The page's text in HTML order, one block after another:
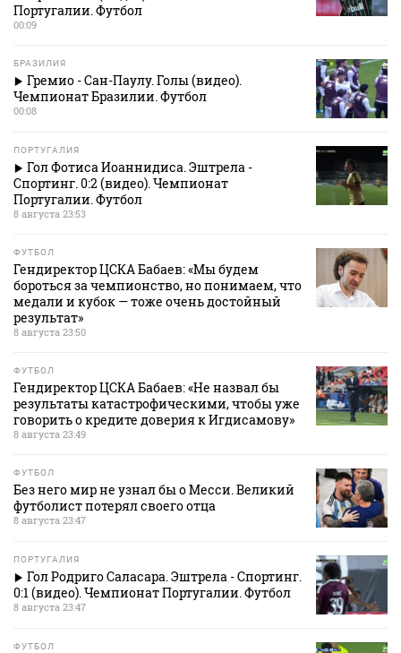
Португалии. Футбол
00:09
БРАЗИЛИЯ
Гремио - Сан-Паулу. Голы (видео).
Чемпионат Бразилии. Футбол
00:08
ПОРТУГАЛИЯ
Гол Фотиса Иоаннидиса. Эштрела -
Спортинг. 0:2 (видео). Чемпионат
Португалии. Футбол
8 августа 23:53
ФУТБОЛ
Гендиректор ЦСКА Бабаев: «Мы будем
бороться за чемпионство, но понимаем, что
медали и кубок — тоже очень достойный
результат»
8 августа 23:50
ФУТБОЛ
Гендиректор ЦСКА Бабаев: «Не назвал бы
результаты катастрофическими, чтобы уже
говорить о кредите доверия к Игдисамову»
8 августа 23:49
ФУТБОЛ
Без него мир не узнал бы о Месси. Великий
футболист потерял своего отца
8 августа 23:47
ПОРТУГАЛИЯ
Гол Родриго Саласара. Эштрела - Спортинг.
0:1 (видео). Чемпионат Португалии. Футбол
8 августа 23:47
ФУТБОЛ